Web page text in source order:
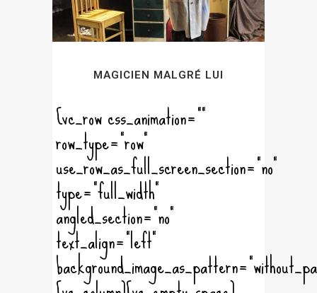
MAGICIEN MALGRÉ LUI
[vc_row css_animation=""
row_type="row"
use_row_as_full_screen_section="no"
type="full_width"
angled_section="no"
text_align="left"